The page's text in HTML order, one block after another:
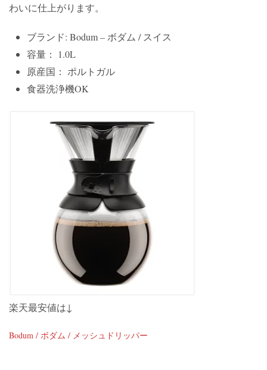
わいに仕上がります。
ブランド: Bodum – ボダム / スイス
容量： 1.0L
原産国： ポルトガル
食器洗浄機OK
楽天最安値は↓
Bodum / ボダム / メッシュドリッパー